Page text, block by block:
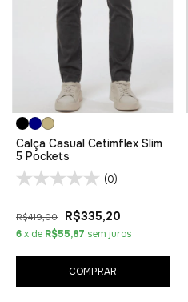
Calça Casual Cetimflex Slim
5 Pockets
(0)
R$419,00 R$335,20
6x de R$55,87 sem juros
COMPRAR